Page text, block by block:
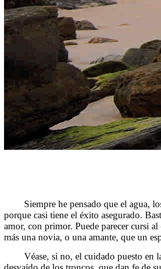
Siempre he pensado que el agua, los
porque casi tiene el éxito asegurado.
amor, con primor. Puede parecer cursi
más una novia, o una amante, que un
Véase, si no, el cuidado puesto en las